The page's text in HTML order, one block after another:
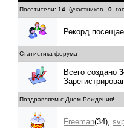
Посетители:14 (участников -0 ,
Рекорд
Статистика форума
Всего создано
Поздравляем с Днем Рождения!
Freeman(34),